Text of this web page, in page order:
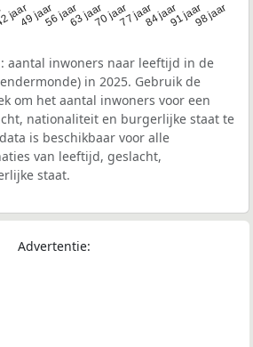
jaar49 jaar56 jaar63 jaar70 jaar77 jaar84 jaar91 jaar98 jaar
aantal inwoners naar leeftijd in de
in 2025. Gebruik de
om het aantal inwoners voor een
nationaliteit en burgerlijke staat te
is beschikbaar voor alle
van leeftijd, geslacht,
staat.
Advertentie: